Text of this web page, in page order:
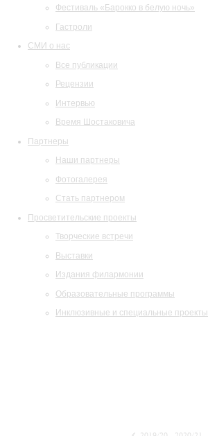
Фестиваль «Барокко в белую ночь»
Гастроли
СМИ о нас
Все публикации
Рецензии
Интервью
Время Шостаковича
Партнеры
Наши партнеры
Фотогалерея
Стать партнером
Просветительские проекты
Творческие встречи
Выставки
Издания филармонии
Образовательные программы
Инклюзивные и специальные проекты